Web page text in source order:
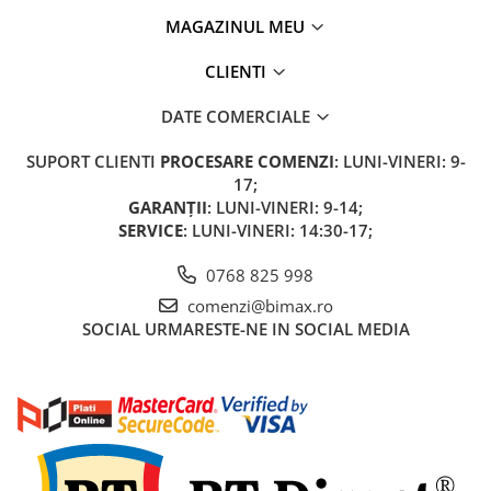
Toate accesoriile la Triciclete
Piese Xiaomi Scooter 5 PLUS
Piese Xiaomi Scooter 5 MAX
Piese Xiaomi Scooter 6 MAX
Piese Xiaomi Scooter 6
Scooter 4 Lite
Piese Segway/Ninebot
ES1, ES2, ES3
Ninebot Segway ZT3 PRO
MAGAZINUL MEU
CLIENTI
DATE COMERCIALE
SUPORT CLIENTI PROCESARE COMENZI: LUNI-VINERI: 9-
17;
GARANȚII: LUNI-VINERI: 9-14;
SERVICE: LUNI-VINERI: 14:30-17;
0768 825 998
comenzi@bimax.ro
SOCIAL URMARESTE-NE IN SOCIAL MEDIA